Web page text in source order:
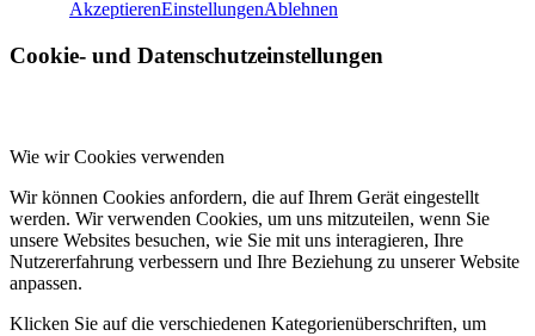
AkzeptierenEinstellungenAblehnen
Cookie- und Datenschutzeinstellungen
Wie wir Cookies verwenden
Wir können Cookies anfordern, die auf Ihrem Gerät eingestellt
werden. Wir verwenden Cookies, um uns mitzuteilen, wenn Sie
unsere Websites besuchen, wie Sie mit uns interagieren, Ihre
Nutzererfahrung verbessern und Ihre Beziehung zu unserer Website
anpassen.
Klicken Sie auf die verschiedenen Kategorienüberschriften, um